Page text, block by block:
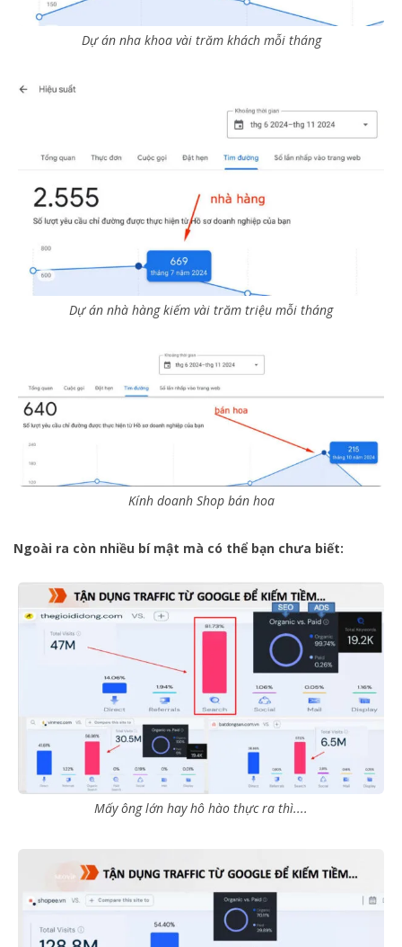
Dự án nha khoa vài trăm khách mỗi tháng
Dự án nhà hàng kiếm vài trăm triệu mỗi tháng
Kính doanh Shop bán hoa
Ngoài ra còn nhiều bí mật mà có thể bạn chưa biết:
Mấy ông lớn hay hô hào thực ra thì....